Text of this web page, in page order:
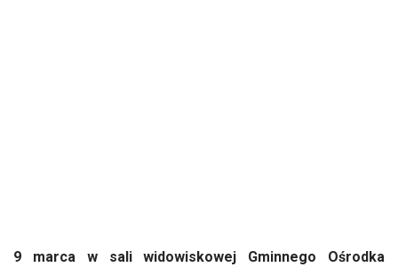
9 marca w sali widowiskowej Gminnego Ośrodka